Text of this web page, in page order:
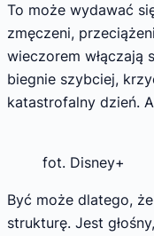
To może wydawać
zmęczeni,
wieczorem włączają
biegnie szybciej,
katastrofalny dzień.
fot. Disney+
Być może dlatego,
strukturę. Jest